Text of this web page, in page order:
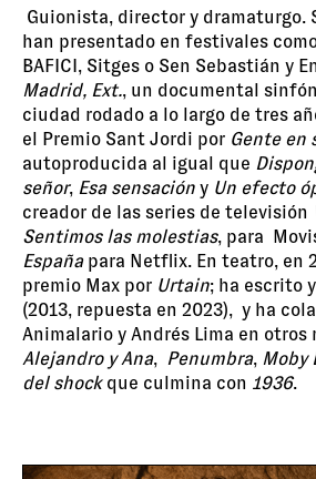
Guionista, director y dramaturgo.
han presentado en festivales
BAFICI, Sitges o Sen Sebastián y
Madrid, Ext., un documental
ciudad rodado a lo largo de tres
el Premio Sant Jordi por Gente en
autoproducida al igual que
señor, Esa sensación y Un efecto
creador de las series de televisión
Sentimos las molestias, para
Españapara Netflix. En teatro, en
premio Max por Urtain; ha escrito
(2013, repuesta en 2023), y ha
Animalario y Andrés Lima en otros
Alejandro y Ana, Penumbra, Moby
del shock que culmina con 1936.